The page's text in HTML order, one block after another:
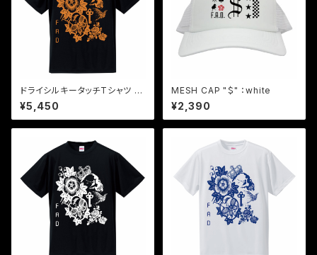
ドライシルキータッチTシャツ オ
レンジ×黒 "the key"
¥5,450
MESH CAP "＄" ：white
¥2,390